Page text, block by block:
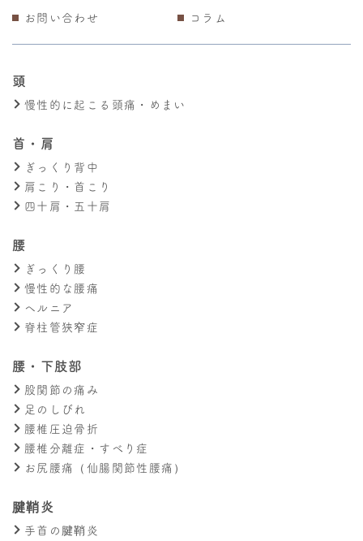
お問い合わせ
コラム
頭
慢性的に起こる頭痛・めまい
首・肩
ぎっくり背中
肩こり・首こり
四十肩・五十肩
腰
ぎっくり腰
慢性的な腰痛
ヘルニア
脊柱管狭窄症
腰・下肢部
股関節の痛み
足のしびれ
腰椎圧迫骨折
腰椎分離症・すべり症
お尻腰痛（仙腸関節性腰痛）
腱鞘炎
手首の腱鞘炎